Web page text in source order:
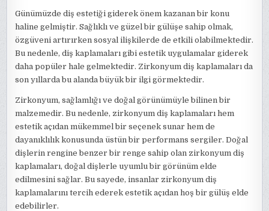
Günümüzde diş estetiği giderek önem kazanan bir konu
haline gelmiştir. Sağlıklı ve güzel bir gülüşe sahip olmak,
özgüveni artırırken sosyal ilişkilerde de etkili olabilmektedir.
Bu nedenle, diş kaplamaları gibi estetik uygulamalar giderek
daha popüler hale gelmektedir. Zirkonyum diş kaplamaları da
son yıllarda bu alanda büyük bir ilgi görmektedir.
Zirkonyum, sağlamlığı ve doğal görünümüyle bilinen bir
malzemedir. Bu nedenle, zirkonyum diş kaplamaları hem
estetik açıdan mükemmel bir seçenek sunar hem de
dayanıklılık konusunda üstün bir performans sergiler. Doğal
dişlerin rengine benzer bir renge sahip olan zirkonyum diş
kaplamaları, doğal dişlerle uyumlu bir görünüm elde
edilmesini sağlar. Bu sayede, insanlar zirkonyum diş
kaplamalarını tercih ederek estetik açıdan hoş bir gülüş elde
edebilirler.